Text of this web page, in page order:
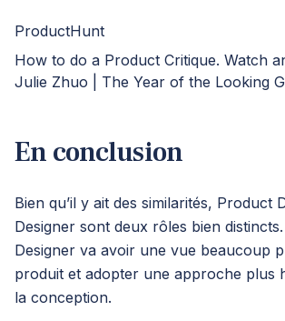
ProductHunt
How to do a Product Critique. Watch
Julie Zhuo | The Year of the Looking
En conclusion
Bien qu’il y ait des similarités, Product
Designer sont deux rôles bien
Designer va avoir une vue beaucoup
produit et adopter une approche plus
la conception.